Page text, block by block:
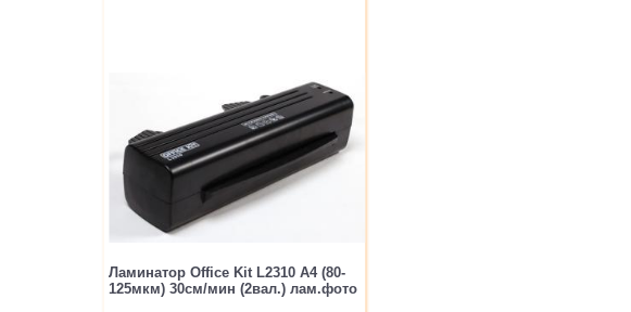
Ламинатор Office Kit L2310 A4 (80-
125мкм) 30см/мин (2вал.) лам.фото